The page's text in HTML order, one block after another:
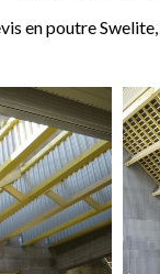
en poutre